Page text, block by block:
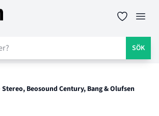
SÖK
Stereo, Beosound Century, Bang & Olufsen